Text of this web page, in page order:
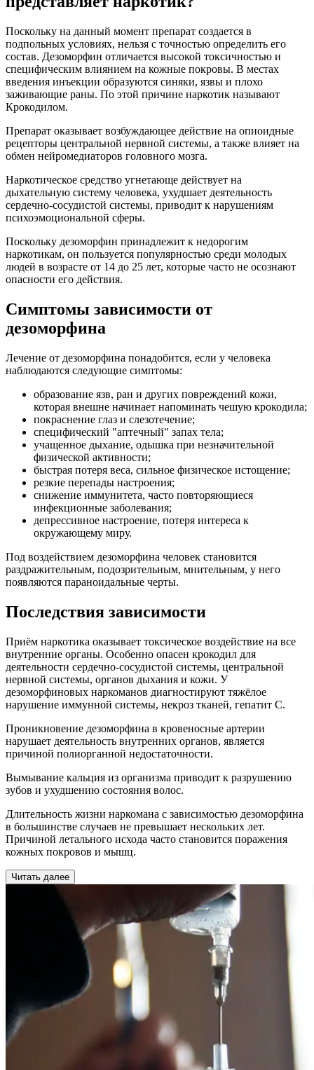
Поскольку на данный момент препарат создается в
подпольных условиях, нельзя с точностью определить его
состав. Дезоморфин отличается высокой токсичностью и
специфическим влиянием на кожные покровы. В местах
введения инъекции образуются синяки, язвы и плохо
заживающие раны. По этой причине наркотик называют
Крокодилом.
Препарат оказывает возбуждающее действие на опиоидные
рецепторы центральной нервной системы, а также влияет на
обмен нейромедиаторов головного мозга.
Наркотическое средство угнетающе действует на
дыхательную систему человека, ухудшает деятельность
сердечно-сосудистой системы, приводит к нарушениям
психоэмоциональной сферы.
Поскольку дезоморфин принадлежит к недорогим
наркотикам, он пользуется популярностью среди молодых
людей в возрасте от 14 до 25 лет, которые часто не осознают
опасности его действия.
Симптомы зависимости от
дезоморфина
Лечение от дезоморфина понадобится, если у человека
наблюдаются следующие симптомы:
образование язв, ран и других повреждений кожи,
которая внешне начинает напоминать чешую крокодила;
покраснение глаз и слезотечение;
специфический "аптечный" запах тела;
учащенное дыхание, одышка при незначительной
физической активности;
быстрая потеря веса, сильное физическое истощение;
резкие перепады настроения;
снижение иммунитета, часто повторяющиеся
инфекционные заболевания;
депрессивное настроение, потеря интереса к
окружающему миру.
Под воздействием дезоморфина человек становится
раздражительным, подозрительным, мнительным, у него
появляются параноидальные черты.
Последствия зависимости
Приём наркотика оказывает токсическое воздействие на все
внутренние органы. Особенно опасен крокодил для
деятельности сердечно-сосудистой системы, центральной
нервной системы, органов дыхания и кожи. У
дезоморфиновых наркоманов диагностируют тяжёлое
нарушение иммунной системы, некроз тканей, гепатит С.
Проникновение дезоморфина в кровеносные артерии
нарушает деятельность внутренних органов, является
причиной полиорганной недостаточности.
Вымывание кальция из организма приводит к разрушению
зубов и ухудшению состояния волос.
Длительность жизни наркомана с зависимостью дезоморфина
в большинстве случаев не превышает нескольких лет.
Причиной летального исхода часто становится поражения
кожных покровов и мышц.
Читать далее